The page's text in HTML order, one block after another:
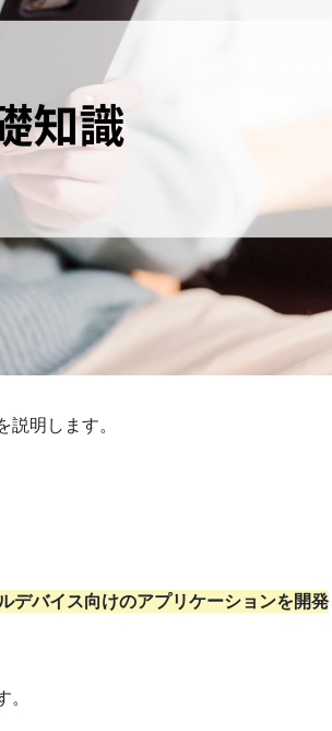
明します。
デバイス向けのアプリケーションを開発
。